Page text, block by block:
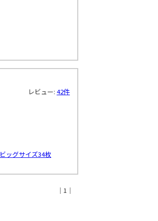
レビュー: 42件
ビッグサイズ34枚
｜1｜